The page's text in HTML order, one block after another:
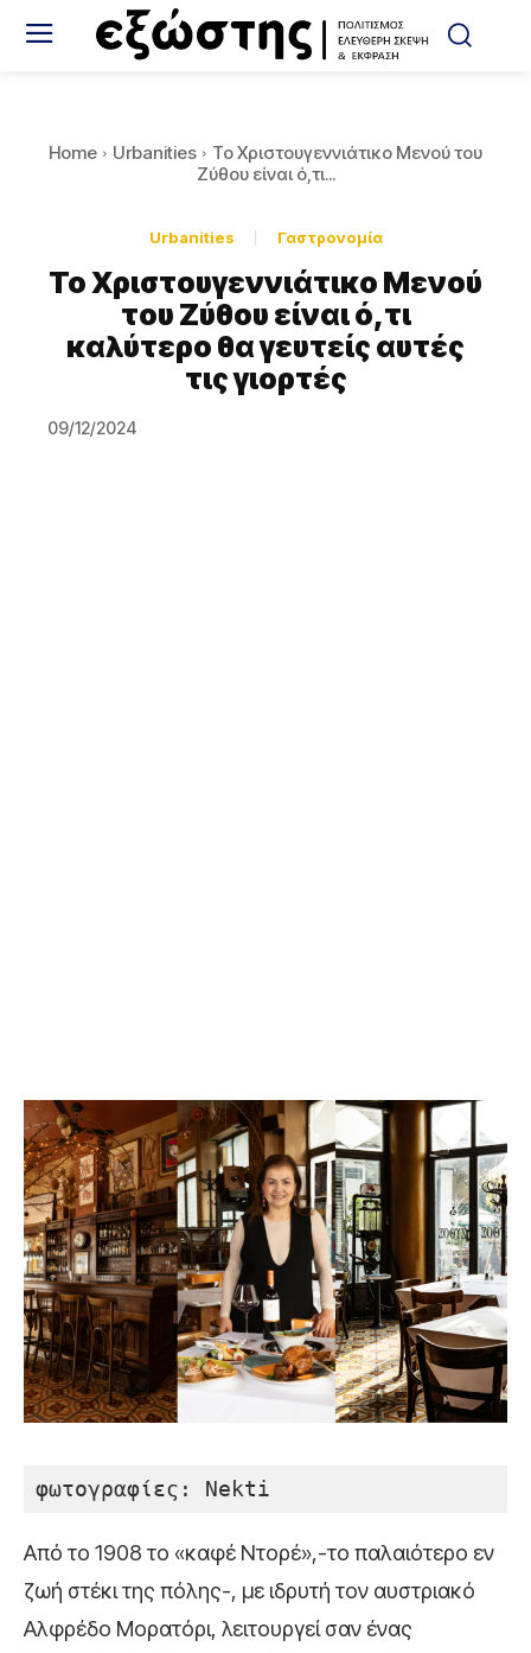
Home Urbanities
Το Χριστουγεννιάτικο Μενού του
Ζύθου είναι ό,τι...
Urbanities Γαστρονομία
Το Χριστουγεννιάτικο Μενού
του Ζύθου είναι ό,τι
καλύτερο θα γευτείς αυτές
τις γιορτές
09/12/2024
φωτογραφίες: Nekti
Από το 1908 το «καφέ Ντορέ»,-το παλαιότερο εν
ζωή στέκι της πόλης-, με ιδρυτή τον αυστριακό
Αλφρέδο Μορατόρι, λειτουργεί σαν ένας